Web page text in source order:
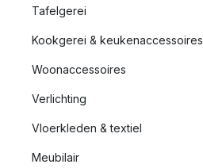
Tafelgerei
Kookgerei & keukenaccessoires
Woonaccessoires
Verlichting
Vloerkleden & textiel
Meubilair